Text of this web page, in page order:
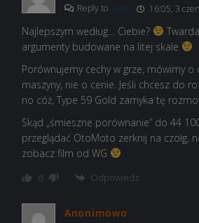
Reply to facet 16:05, 3
Najlepszym według… Ciebie?
argumenty budowane na litej skale
Porównujemy cechy w grze, mówimy o
maszyny, nie o cenie. Jeśli chcesz do
no cóż, Type 59 Gold zamyka tę
Skąd „śmieszne porównanie” do 44
przeglądać OtoMoto zerknij na czołg,
zobacz film od WG
0 Odpowiedz
Anonimowo